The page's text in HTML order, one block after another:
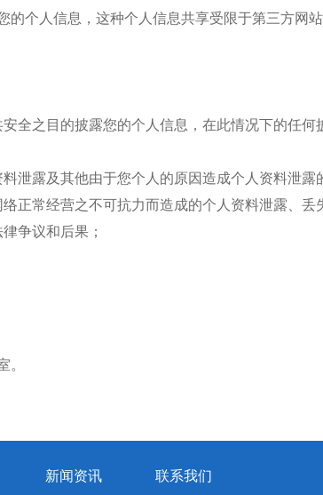
个人信息，这种个人信息共享受限于第三方网站
全之目的披露您的个人信息，在此情况下的任何
泄露及其他由于您个人的原因造成个人资料泄露
正常经营之不可抗力而造成的个人资料泄露、丢
争议和后果；
。
新闻资讯 联系我们